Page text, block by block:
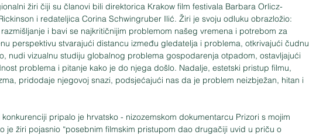
žiri čiji su članovi bili direktorica Krakow film festivala Barbara Orlicz-
i redateljica Corina Schwingruber Ilić. Žiri je svoju odluku obrazložio:
i bavi se najkritičnijim problemom našeg vremena i potrebom za
perspektivu stvarajući distancu između gledatelja i problema, otkrivajući čudnu
nudi vizualnu studiju globalnog problema gospodarenja otpadom, ostavljajući
problema i pitanje kako je do njega došlo. Nadalje, estetski pristup filmu,
pridodaje njegovoj snazi, podsjećajući nas da je problem neizbježan, hitan i
pripalo je hrvatsko - nizozemskom dokumentarcu Prizori s mojim
je žiri pojasnio “posebnim filmskim pristupom dao drugačiji uvid u priču o